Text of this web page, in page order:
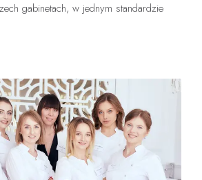
gabinetach, w jednym standardzie